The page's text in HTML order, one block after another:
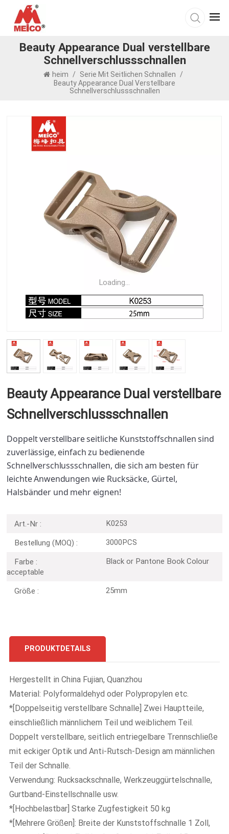
Beauty Appearance Dual verstellbare
Schnellverschlussschnallen
heim / Serie Mit Seitlichen Schnallen
/
Beauty Appearance Dual Verstellbare
Schnellverschlussschnallen
Loading...
Beauty Appearance Dual verstellbare
Schnellverschlussschnallen
Doppelt verstellbare seitliche Kunststoffschnallen sind
zuverlässige, einfach zu bedienende
Schnellverschlussschnallen, die sich am besten für
leichte Anwendungen wie Rucksäcke, Gürtel,
Halsbänder und mehr eignen!
Art.-Nr : K0253
Bestellung (MOQ) : 3000PCS
Farbe :
Black or Pantone Book Colour
acceptable
Größe : 25mm
PRODUKTDETAILS
Hergestellt in China Fujian, Quanzhou
Material: Polyformaldehyd oder Polypropylen etc.
*[Doppelseitig verstellbare Schnalle] Zwei Hauptteile,
einschließlich männlichem Teil und weiblichem Teil.
Doppelt verstellbare, seitlich entriegelbare Trennschließe
mit eckiger Optik und Anti-Rutsch-Design am männlichen
Teil der Schnalle.
Verwendung: Rucksackschnalle, Werkzeuggürtelschnalle,
Gurtband-Einstellschnalle usw.
*[Hochbelastbar] Starke Zugfestigkeit 50 kg
*[Mehrere Größen]: Breite der Kunststoffschnalle 1 Zoll,